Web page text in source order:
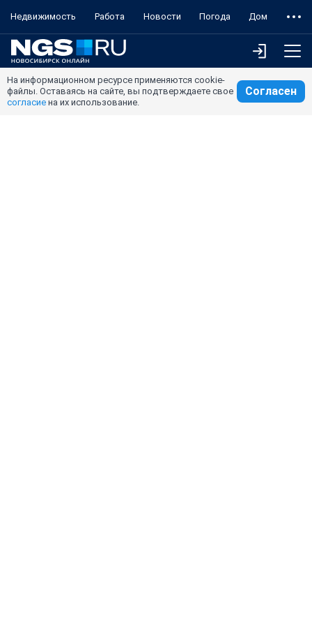
Недвижимость Работа Новости Погода Дом
На информационном ресурсе применяются cookie-
файлы. Оставаясь на сайте, вы подтверждаете свое
согласие на их использование.
Согласен